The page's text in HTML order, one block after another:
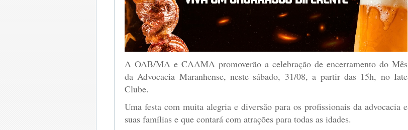
A OAB/MA e CAAMA promoverão a celebração de encerramento do Mês
da Advocacia Maranhense, neste sábado, 31/08, a partir das 15h, no Iate
Clube.
Uma festa com muita alegria e diversão para os profissionais da advocacia e
suas famílias e que contará com atrações para todas as idades.